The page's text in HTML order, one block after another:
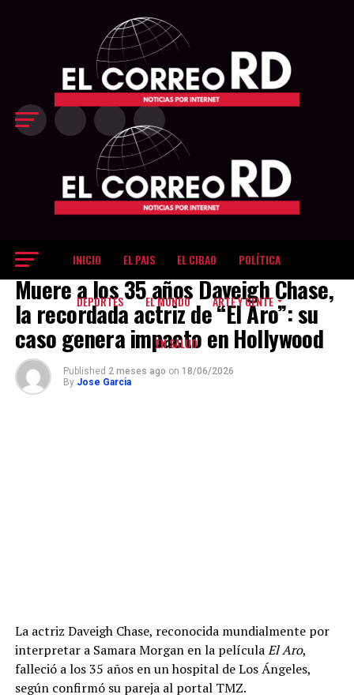
INICIO EL PAIS EL CIBAO POLÍTICA
DEPORTES EL MUNDO ARTE Y GENTE
EN SALUD
ARTE Y GENTE
Muere a los 35 años Daveigh Chase,
la recordada actriz de “El Aro”: su
caso genera impacto en Hollywood
Published 2 meses ago on 18/06/2026
By Jose Garcia
La actriz Daveigh Chase, reconocida mundialmente por
interpretar a Samara Morgan en la películaEl Aro,
falleció a los 35 años en un hospital de Los Ángeles,
según confirmó su pareja al portal TMZ.
Exit mobile version